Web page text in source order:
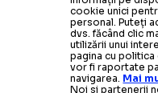
CAMPIONATUL
cookie unici
personal. Puteți
dvs. făcând clic
utilizării unui
pagina cu
vor fi raportate
navigarea. Mai
Noi si partenerii